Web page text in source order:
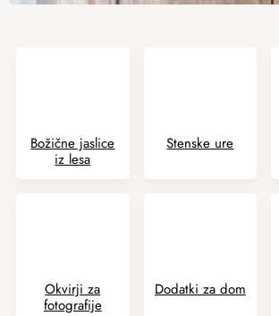
Božične jaslice
iz lesa
Stenske ure
Okvirji za
fotografije
Dodatki za dom